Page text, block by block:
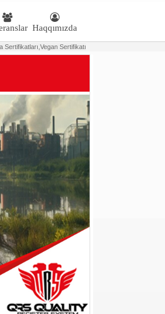
Haqqımızda
Sertifikatları, Vegan Sertifikatı